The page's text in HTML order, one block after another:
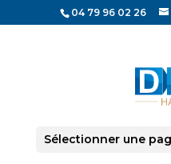
04 79 96 02 26
Sélectionner une